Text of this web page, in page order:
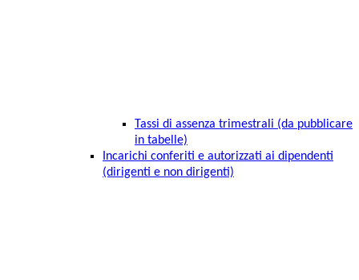
Tassi di assenza trimestrali (da pubblicare
in tabelle)
Incarichi conferiti e autorizzati ai dipendenti
(dirigenti e non dirigenti)